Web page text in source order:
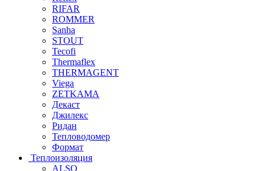
RIFAR
ROMMER
Sanha
STOUT
Tecofi
Thermaflex
THERMAGENT
Viega
ZETKAMA
Декаст
Джилекс
Ридан
Тепловодомер
Формат
Теплоизоляция
ALSO